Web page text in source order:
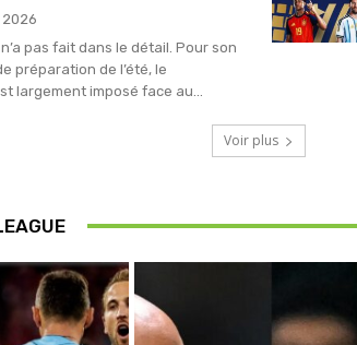
pas fait dans le détail. Pour son
préparation de l’été, le
largement imposé face au...
Voir plus